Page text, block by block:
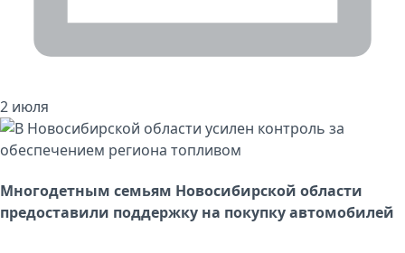
2 июля
Многодетным семьям Новосибирской области
предоставили поддержку на покупку автомобилей